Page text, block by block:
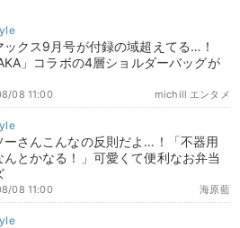
ックス9月号が付録の域超えてる…！
」コラボの4層ショルダーバッグが
michill エンタメ
08 11:00
ーさんこんなの反則だよ…！「不器用
んとかなる！」可愛くて便利なお弁当
海原藍
08 11:00